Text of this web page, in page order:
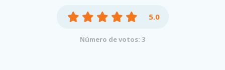
5.0
Número de votos: 3